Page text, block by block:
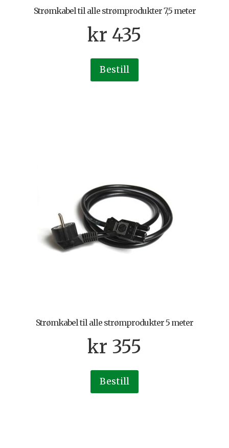
Strømkabel til alle strømprodukter 7,5 meter
kr 435
Bestill
Strømkabel til alle strømprodukter 5 meter
kr 355
Bestill